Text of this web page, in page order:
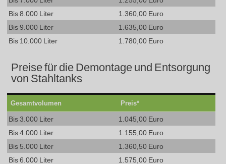
Bis 8.000 Liter
1.360,00 Euro
Bis 9.000 Liter
1.635,00 Euro
Bis 10.000 Liter
1.780,00 Euro
Preise für die Demontage und Entsorgung
von Stahltanks
Gesamtvolumen Preis*
Bis 3.000 Liter
1.045,00 Euro
Bis 4.000 Liter
1.155,00 Euro
Bis 5.000 Liter
1.360,50 Euro
Bis 6.000 Liter
1.575,00 Euro